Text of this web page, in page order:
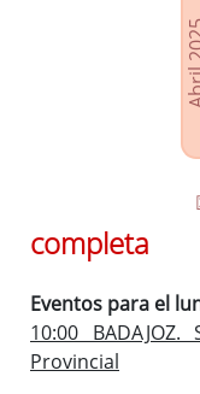
Agenda de
Plenos provinciales
Oficina de
completa
Eventos para el
10:00
Provincial